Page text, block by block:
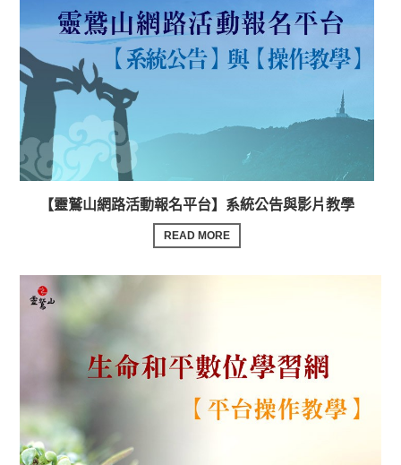
【靈鷲山網路活動報名平台】系統公告與影片教學
READ MORE